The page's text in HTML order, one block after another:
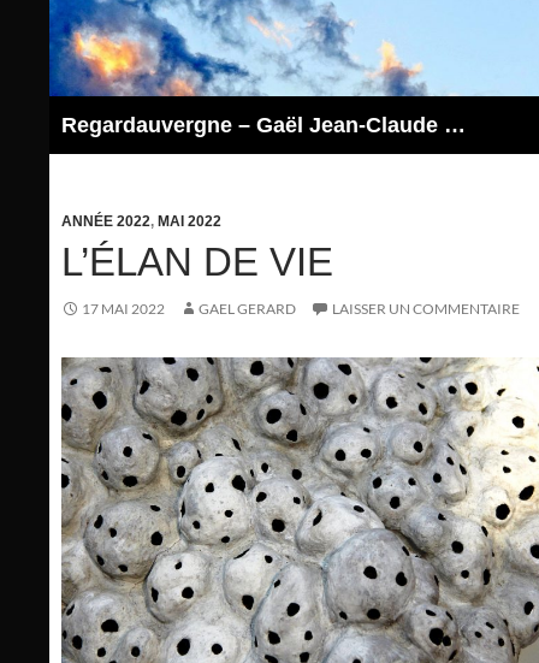
contenu
Regardauvergne – Gaël Jean-Claude GERARD
ANNÉE 2022, MAI 2022
L’ÉLAN DE VIE
17 MAI 2022 GAEL GERARD LAISSER UN COMMENTAIRE